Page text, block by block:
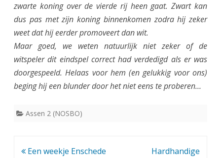
zwarte koning over de vierde rij heen gaat. Zwart kan
dus pas met zijn koning binnenkomen zodra hij zeker
weet dat hij eerder promoveert dan wit.
Maar goed, we weten natuurlijk niet zeker of de
witspeler dit eindspel correct had verdedigd als er was
doorgespeeld. Helaas voor hem (en gelukkig voor ons)
beging hij een blunder door het niet eens te proberen…
Assen 2 (NOSBO)
Bericht
Een weekje Enschede
Hardhandige